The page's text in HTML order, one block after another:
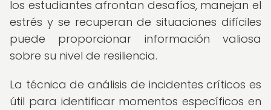
los estudiantes afrontan desafíos, manejan el
estrés y se recuperan de situaciones difíciles
puede proporcionar información valiosa
sobre su nivel de resiliencia.
La técnica de análisis de incidentes críticos es
útil para identificar momentos específicos en